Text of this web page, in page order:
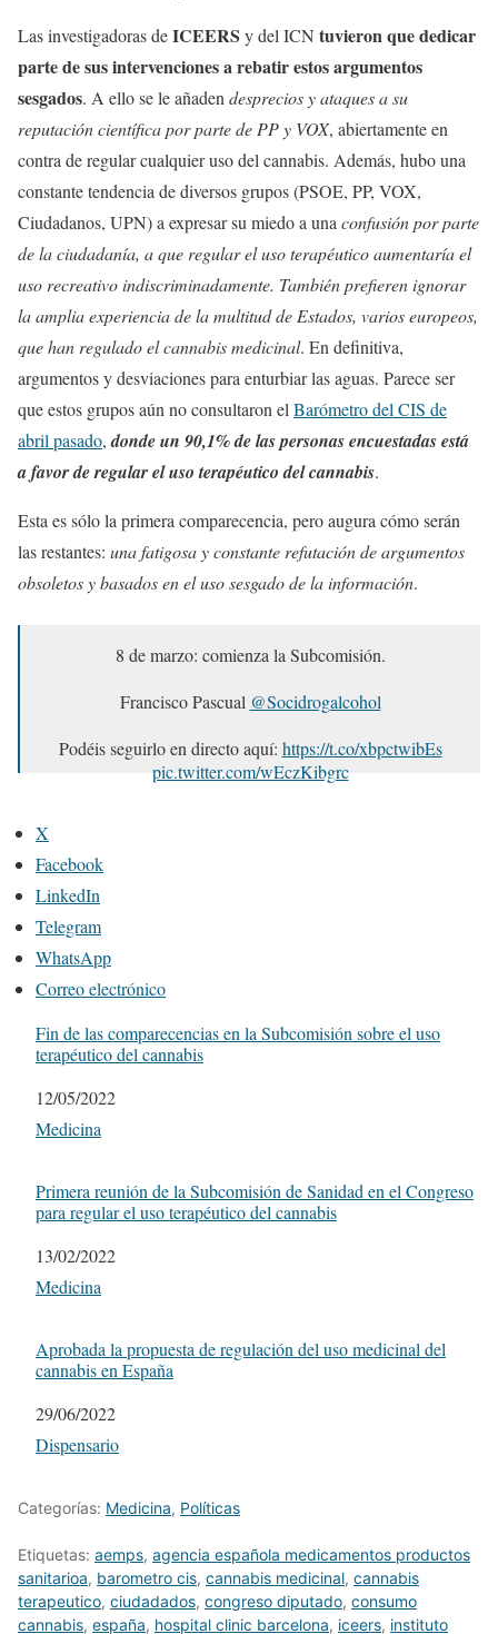
Las investigadoras deICEERS y del ICN tuvieron que dedicar
parte de sus intervenciones a rebatir estos argumentos
sesgados. A ello se le añaden desprecios y ataques a su
reputación científica por parte de PP y VOX, abiertamente en
contra de regular cualquier uso del cannabis. Además, hubo una
constante tendencia de diversos grupos (PSOE, PP, VOX,
Ciudadanos, UPN) a expresar su miedo a una confusión por parte
de la ciudadanía, a que regular el uso terapéutico aumentaría el
uso recreativo indiscriminadamente. También prefieren ignorar
la amplia experiencia de la multitud de Estados, varios europeos,
que han regulado el cannabis medicinal. En definitiva,
argumentos y desviaciones para enturbiar las aguas. Parece ser
que estos grupos aún no consultaron el Barómetro del CIS de
abril pasado,donde un 90,1% de las personas encuestadas está
a favor de regular el uso terapéutico del cannabis.
Esta es sólo la primera comparecencia, pero augura cómo serán
las restantes: una fatigosa y constante refutación de argumentos
obsoletos y basados en el uso sesgado de la información.
8 de marzo: comienza la Subcomisión.
Francisco Pascual @Socidrogalcohol
Podéis seguirlo en directo aquí: https://t.co/xbpctwibEs
pic.twitter.com/wEczKibgrc
X
Facebook
LinkedIn
Telegram
WhatsApp
Correo electrónico
Fin de las comparecencias en la Subcomisión sobre el uso
terapéutico del cannabis
Fecha
12/05/2022
Respecto a
Medicina
Primera reunión de la Subcomisión de Sanidad en el Congreso
para regular el uso terapéutico del cannabis
Fecha
13/02/2022
Respecto a
Medicina
Aprobada la propuesta de regulación del uso medicinal del
cannabis en España
Fecha
29/06/2022
Respecto a
Dispensario
Categorías: Medicina, Políticas
Etiquetas: aemps, agencia española medicamentos productos
sanitarioa, barometro cis, cannabis medicinal, cannabis
terapeutico, ciudadados, congreso diputado, consumo
cannabis, españa, hospital clinic barcelona, iceers, instituto